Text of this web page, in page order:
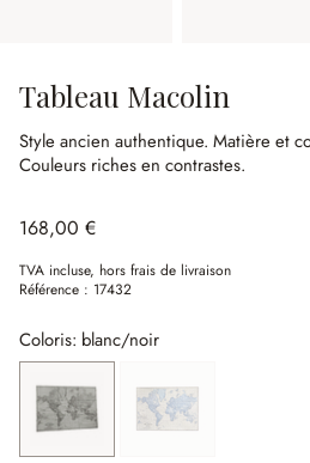
Tableau Macolin
Style ancien authentique. Matière et
Couleurs riches en contrastes.
168,00 €
TVA incluse, hors frais de livraison
Référence : 17432
Coloris: blanc/noir
blanc/noir turquoise
(Cette option n'est pas